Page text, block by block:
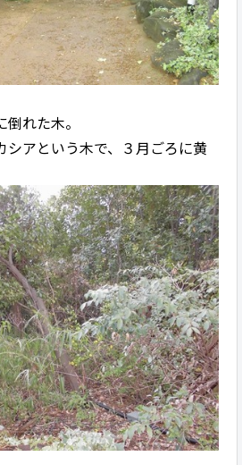
れた木。
シアという木で、３月ごろに黄